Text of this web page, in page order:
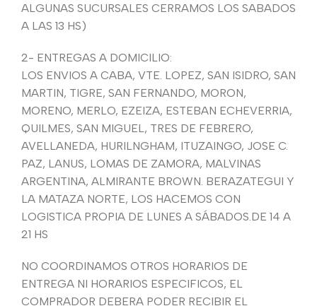
ALGUNAS SUCURSALES CERRAMOS LOS SABADOS
A LAS 13 HS)
2- ENTREGAS A DOMICILIO:
LOS ENVIOS A CABA, VTE. LOPEZ, SAN ISIDRO, SAN
MARTIN, TIGRE, SAN FERNANDO, MORON,
MORENO, MERLO, EZEIZA, ESTEBAN ECHEVERRIA,
QUILMES, SAN MIGUEL, TRES DE FEBRERO,
AVELLANEDA, HURILNGHAM, ITUZAINGO, JOSE C.
PAZ, LANUS, LOMAS DE ZAMORA, MALVINAS
ARGENTINA, ALMIRANTE BROWN. BERAZATEGUI Y
LA MATAZA NORTE, LOS HACEMOS CON
LOGISTICA PROPIA DE LUNES A SÁBADOS.DE 14 A
21 HS
NO COORDINAMOS OTROS HORARIOS DE
ENTREGA NI HORARIOS ESPECIFICOS, EL
COMPRADOR DEBERA PODER RECIBIR EL